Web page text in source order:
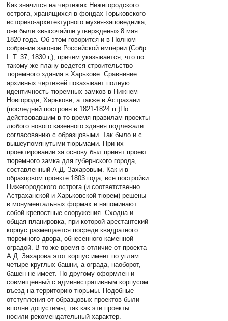
Как значится на чертежах Нижегородского
острога, хранящихся в фондах Горьковского
историко-архитектурного музея-заповедника,
они были «высочайше утверждены» 8 мая
1820 года. Об этом говорится и в Полном
собрании законов Российской империи (Собр.
I. Т. 37, 1830 г,), причем указывается, что по
такому же плану ведется строительство
тюремного здания в Харькове. Сравнение
архивных чертежей показывает полную
идентичность тюремных замков в Нижнем
Новгороде, Харькове, а также в Астрахани
(последний построен в 1821-1824 гг.)По
действовавшим в то время правилам проекты
любого нового казенного здания подлежали
согласованию с образцовыми. Так было и с
вышеупомянутыми тюрьмами. При их
проектировании за основу был принят проект
тюремного замка для губернского города,
составленный А.Д. Захаровым. Как и в
образцовом проекте 1803 года, все постройки
Нижегородского острога (и соответственно
Астраханской и Харьковской тюрем) решены
в монументальных формах и напоминают
собой крепостные сооружения. Сходна и
общая планировка, при которой арестантский
корпус размещается посреди квадратного
тюремного двора, обнесенного каменной
оградой. В то же время в отличие от проекта
А.Д. Захарова этот корпус имеет по углам
четыре круглых башни, а ограда, наоборот,
башен не имеет. По-другому оформлен и
совмещенный с административным корпусом
въезд на территорию тюрьмы. Подобные
отступления от образцовых проектов были
вполне допустимы, так как эти проекты
носили рекомендательный характер.